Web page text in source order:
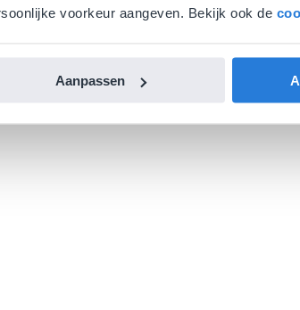
voorkeur aangeven. Bekijk ook de
Aanpassen